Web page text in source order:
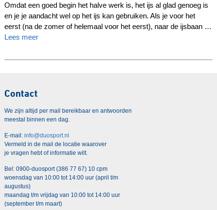
Omdat een goed begin het halve werk is, het ijs al glad genoeg is
en je je aandacht wel op het ijs kan gebruiken. Als je voor het
eerst (na de zomer of helemaal voor het eerst), naar de ijsbaan …
Lees meer
Contact
We zijn altijd per mail bereikbaar en antwoorden
meestal binnen een dag.
E-mail: info@duosport.nl
Vermeld in de mail de locatie waarover
je vragen hebt of informatie wilt.
Bel: 0900-duosport (386 77 67) 10 cpm
woensdag van 10:00 tot 14:00 uur (april t/m
augustus)
maandag t/m vrijdag van 10:00 tot 14:00 uur
(september t/m maart)